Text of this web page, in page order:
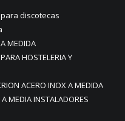
discotecas
MEDIDA
HOSTELERIA Y
ACERO INOX A MEDIDA
MEDIA INSTALADORES